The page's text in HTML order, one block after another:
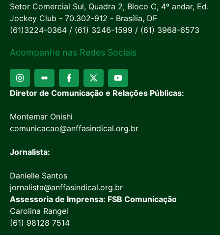
Setor Comercial Sul, Quadra 2, Bloco C, 4º andar, Ed.
Jockey Club - 70.302-912 - Brasília, DF
(61)3224-0364 / (61) 3246-1599 / (61) 3968-6573
Acompanhe nas Redes Sociais
Diretor de Comunicação e Relações Públicas:
Montemar Onishi
comunicacao@anffasindical.org.br
Jornalista:
Danielle Santos
jornalista@anffasindical.org.br
Assessoria de Imprensa: FSB Comunicação
Carolina Rangel
(61) 98128 7514